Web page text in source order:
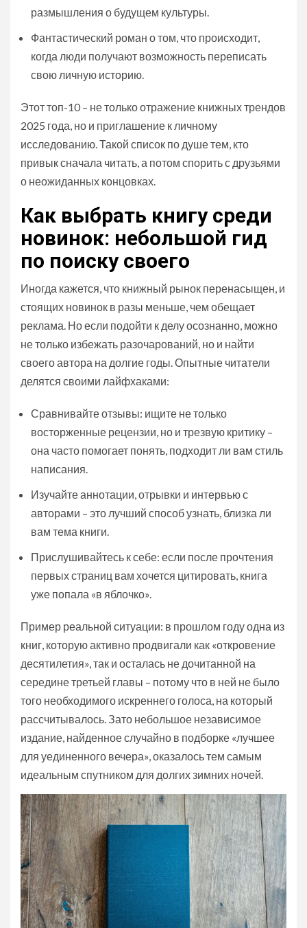
размышления о будущем культуры.
Фантастический роман о том, что происходит,
когда люди получают возможность переписать
свою личную историю.
Этот топ-10 – не только отражение книжных трендов
2025 года, но и приглашение к личному
исследованию. Такой список по душе тем, кто
привык сначала читать, а потом спорить с друзьями
о неожиданных концовках.
Как выбрать книгу среди
новинок: небольшой гид
по поиску своего
Иногда кажется, что книжный рынок перенасыщен, и
стоящих новинок в разы меньше, чем обещает
реклама. Но если подойти к делу осознанно, можно
не только избежать разочарований, но и найти
своего автора на долгие годы. Опытные читатели
делятся своими лайфхаками:
Сравнивайте отзывы: ищите не только
восторженные рецензии, но и трезвую критику –
она часто помогает понять, подходит ли вам стиль
написания.
Изучайте аннотации, отрывки и интервью с
авторами – это лучший способ узнать, близка ли
вам тема книги.
Прислушивайтесь к себе: если после прочтения
первых страниц вам хочется цитировать, книга
уже попала «в яблочко».
Пример реальной ситуации: в прошлом году одна из
книг, которую активно продвигали как «откровение
десятилетия», так и осталась не дочитанной на
середине третьей главы – потому что в ней не было
того необходимого искреннего голоса, на который
рассчитывалось. Зато небольшое независимое
издание, найденное случайно в подборке «лучшее
для уединенного вечера», оказалось тем самым
идеальным спутником для долгих зимних ночей.